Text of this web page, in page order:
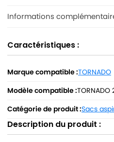
Informations
Caractéristiques :
Marque compatible :TORNADO
Modèle compatible :TORNADO
Catégorie de produit :Sacs
Description du produit :